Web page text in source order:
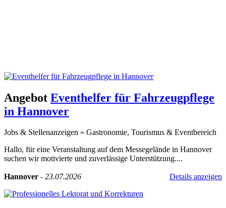
Angebot Eventhelfer für Fahrzeugpflege
in Hannover
Jobs & Stellenanzeigen » Gastronomie, Tourismus & Eventbereich
Hallo, für eine Veranstaltung auf dem Messegelände in Hannover
suchen wir motivierte und zuverlässige Unterstützung....
Hannover - 23.07.2026 Details anzeigen